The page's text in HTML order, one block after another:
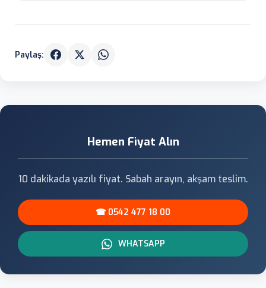
Paylaş:
Hemen Fiyat Alın
10 dakikada yazılı fiyat. Sabah arayın, akşam teslim.
☎ 0542 477 18 00
WHATSAPP